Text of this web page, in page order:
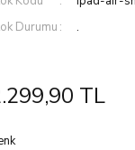
Durumu
.
TL